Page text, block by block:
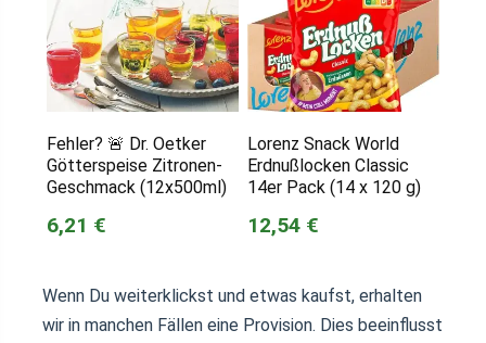
Fehler? 🚨 Dr. Oetker
Götterspeise Zitronen-
Geschmack (12x500ml)
6,21 €
Lorenz Snack World
Erdnußlocken Classic
14er Pack (14 x 120 g)
12,54 €
Wenn Du weiterklickst und etwas kaufst, erhalten
wir in manchen Fällen eine Provision. Dies beeinflusst